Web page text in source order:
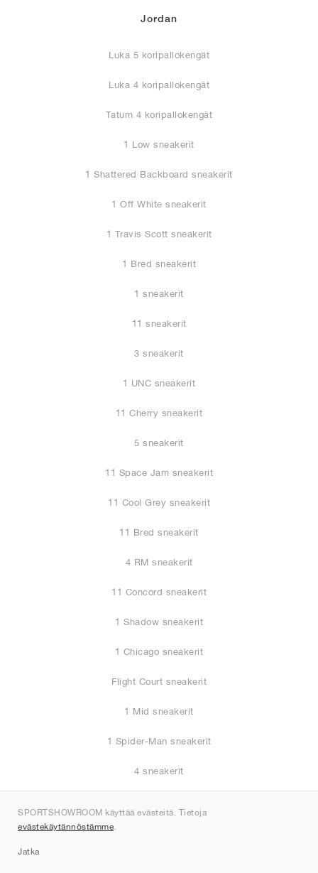
Jordan
Luka 5 koripallokengät
Luka 4 koripallokengät
Tatum 4 koripallokengät
1 Low sneakerit
1 Shattered Backboard sneakerit
1 Off White sneakerit
1 Travis Scott sneakerit
1 Bred sneakerit
1 sneakerit
11 sneakerit
3 sneakerit
1 UNC sneakerit
11 Cherry sneakerit
5 sneakerit
11 Space Jam sneakerit
11 Cool Grey sneakerit
11 Bred sneakerit
4 RM sneakerit
11 Concord sneakerit
1 Shadow sneakerit
1 Chicago sneakerit
Flight Court sneakerit
1 Mid sneakerit
1 Spider-Man sneakerit
4 sneakerit
SPORTSHOWROOM käyttää evästeitä. Tietoja
evästekäytännöstämme.
Jatka